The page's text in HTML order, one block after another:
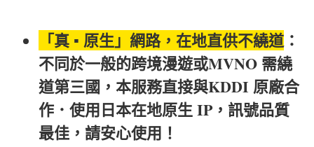
「真 ▪︎ 原生」網路，在地直供不繞道：
不同於一般的跨境漫遊或MVNO 需繞
道第三國，本服務直接與KDDI 原廠合
作．使用日本在地原生 IP，訊號品質
最佳，請安心使用！